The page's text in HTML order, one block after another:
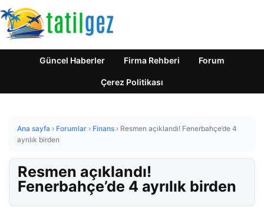
Güncel Haberler Firma Rehberi Forum
Çerez Politikası
Ana sayfa › Forumlar › Finans › Resmen açıklandı! Fenerbahçe’de 4
ayrılık birden
Resmen açıklandı!
Fenerbahçe’de 4 ayrılık birden